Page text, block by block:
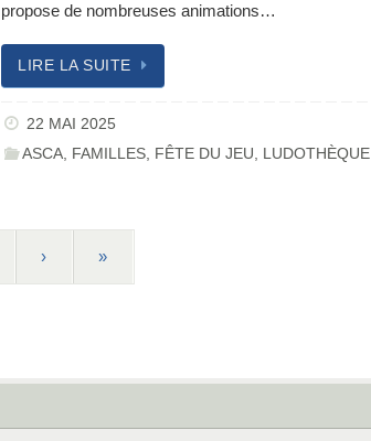
propose de nombreuses animations…
LIRE LA SUITE
22 MAI 2025
ASCA, FAMILLES, FÊTE DU JEU, LUDOTHÈQUE
› »